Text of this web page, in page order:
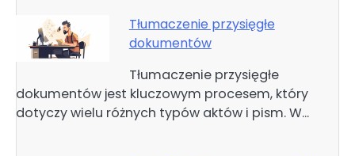
Tłumaczenie przysięgłe
dokumentów
Tłumaczenie przysięgłe
dokumentów jest kluczowym procesem, który
dotyczy wielu różnych typów aktów i pism. W…